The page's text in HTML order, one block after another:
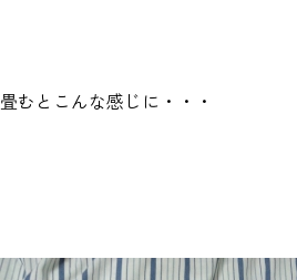
畳むとこんな感じに・・・